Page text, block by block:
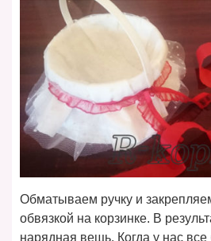
Обматываем ручку и
обвязкой на корзинке. В
нарядная вещь. Когда у нас все